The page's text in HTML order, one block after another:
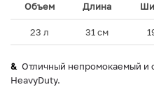
Объем Длина
23 л 31 см
Отличный непромокаемый и
HeavyDuty.